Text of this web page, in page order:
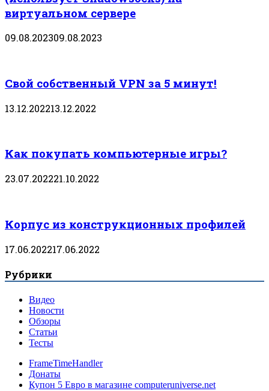
виртуальном сервере
09.08.202309.08.2023
Свой собственный VPN за 5 минут!
13.12.202213.12.2022
Как покупать компьютерные игры?
23.07.202221.10.2022
Корпус из конструкционных профилей
17.06.202217.06.2022
Рубрики
Видео
Новости
Обзоры
Статьи
Тесты
FrameTimeHandler
Донаты
Купон 5 Евро в магазине computeruniverse.net